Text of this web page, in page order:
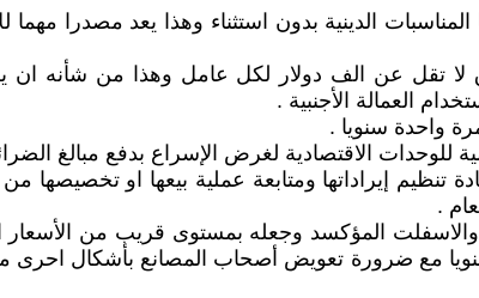
تقل عن الف دولار لكل عامل وهذا من شأنه ان
العمالة الأجنبية .
.
والاسفلت المؤكسد وجعله بمستوى قريب من
مع ضرورة تعويض أصحاب المصانع بأشكال احرى